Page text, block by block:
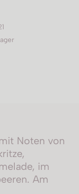
Noten von
im
Am